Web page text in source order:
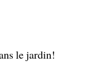
le jardin!